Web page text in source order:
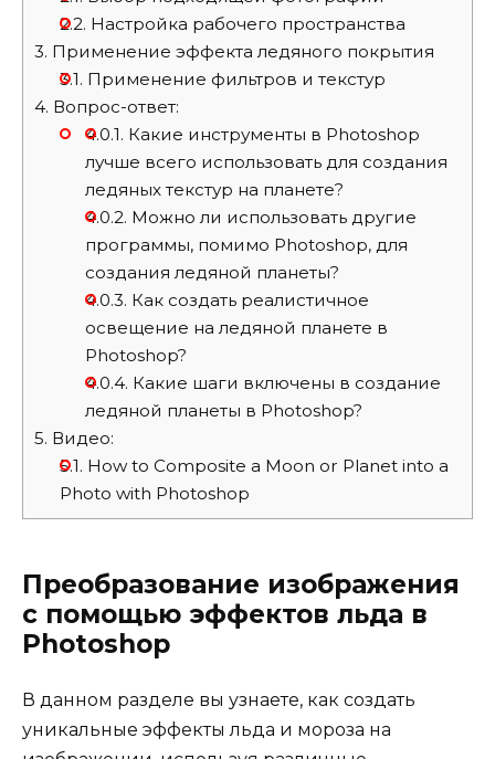
2.2. Настройка рабочего пространства
3. Применение эффекта ледяного покрытия
3.1. Применение фильтров и текстур
4. Вопрос-ответ:
4.0.1. Какие инструменты в Photoshop
лучше всего использовать для создания
ледяных текстур на планете?
4.0.2. Можно ли использовать другие
программы, помимо Photoshop, для
создания ледяной планеты?
4.0.3. Как создать реалистичное
освещение на ледяной планете в
Photoshop?
4.0.4. Какие шаги включены в создание
ледяной планеты в Photoshop?
5. Видео:
5.1. How to Composite a Moon or Planet into a
Photo with Photoshop
Преобразование изображения
с помощью эффектов льда в
Photoshop
В данном разделе вы узнаете, как создать
уникальные эффекты льда и мороза на